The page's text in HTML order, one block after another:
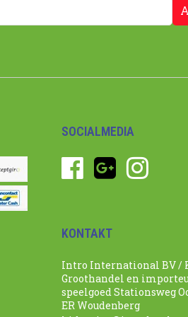
SOCIALMEDIA
KONTAKT
Intro International BV /
Groothandel en
speelgoed Stationsweg
ER Woudenberg